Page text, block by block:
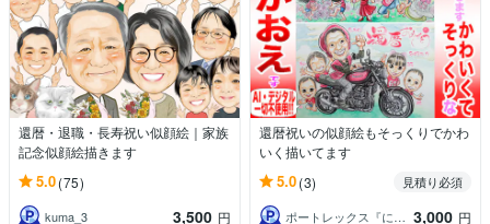
還暦・退職・長寿祝い似顔絵｜家族
記念似顔絵描きます
5.0(75)
kuma_3 3,500 円
還暦祝いの似顔絵もそっくりでかわ
いく描いてます
5.0(3)
見積り必須
ポートレックス『にがおえやさん』
3,000 円